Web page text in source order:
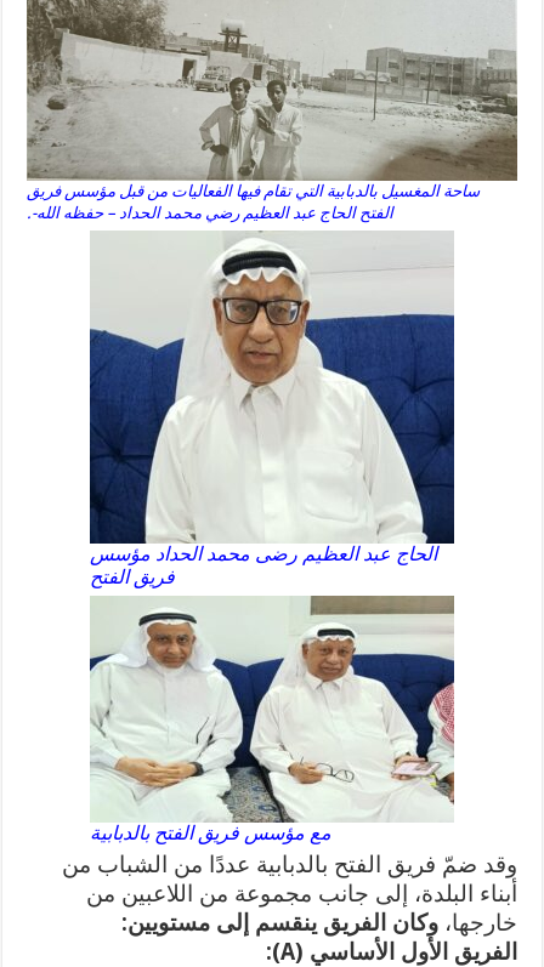
ساحة المغسيل بالدبابية التي تقام فيها الفعاليات من قبل مؤسس فريق
الفتح الحاج عبد العظيم رضي محمد الحداد – حفظه الله-.
الحاج عبد العظيم رضى محمد الحداد مؤسس
فريق الفتح
مع مؤسس فريق الفتح بالدبابية
وقد ضمّ فريق الفتح بالدبابية عددًا من الشباب من
أبناء البلدة، إلى جانب مجموعة من اللاعبين من
خارجها،وكان الفريق ينقسم إلى مستويين:
الفريق الأول الأساسي (A):